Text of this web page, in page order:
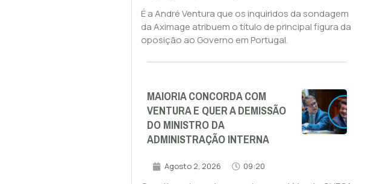
É a André Ventura que os inquiridos da sondagem
da Aximage atribuem o título de principal figura da
oposição ao Governo em Portugal.
MAIORIA CONCORDA COM
VENTURA E QUER A DEMISSÃO
DO MINISTRO DA
ADMINISTRAÇÃO INTERNA
Agosto 2, 2026 09:20